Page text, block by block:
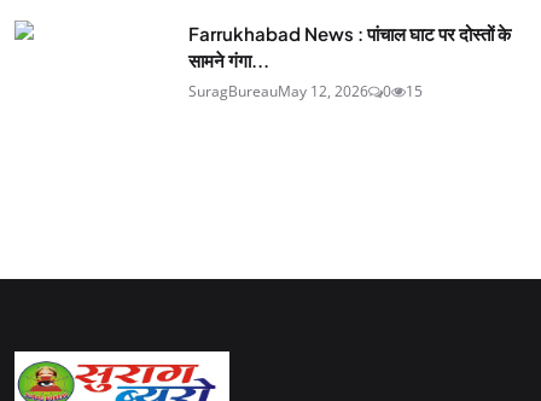
Farrukhabad News : पांचाल घाट पर दोस्तों के
सामने गंगा...
SuragBureauMay 12, 2026 0 15